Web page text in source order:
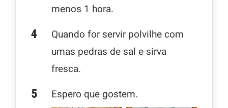
menos 1 hora.
Quando for servir polvilhe com
umas pedras de sal e sirva
fresca.
Espero que gostem.